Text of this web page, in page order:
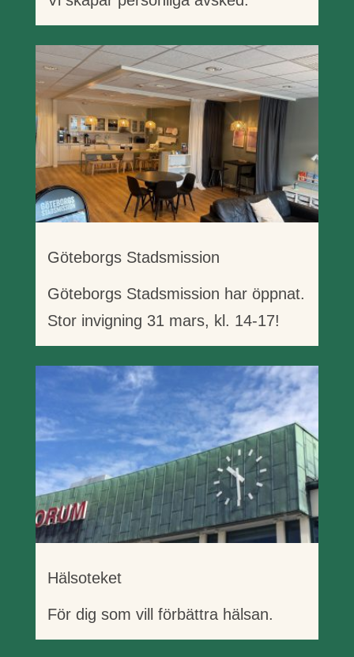
Göteborgs Stadsmission
Göteborgs Stadsmission har öppnat.
Stor invigning 31 mars, kl. 14-17!
Hälsoteket
För dig som vill förbättra hälsan.